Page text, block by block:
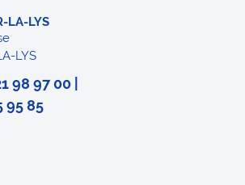
LA-LYS
LYS
98 97 00 |
95 85